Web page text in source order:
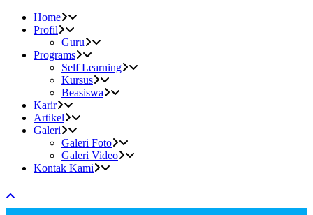
Home
Profil
Guru
Programs
Self Learning
Kursus
Beasiswa
Karir
Artikel
Galeri
Galeri Foto
Galeri Video
Kontak Kami